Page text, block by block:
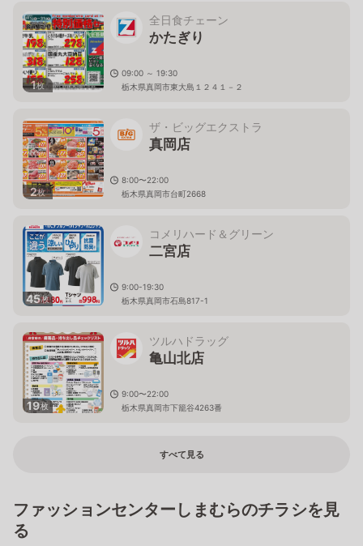
1枚
全日食チェーン
かたぎり
09:00 ～ 19:30
栃木県真岡市東大島１２４１－２
2枚
ザ・ビッグエクストラ
真岡店
8:00〜22:00
栃木県真岡市台町2668
45枚
コメリハード＆グリーン
二宮店
9:00-19:30
栃木県真岡市石島817-1
19枚
ツルハドラッグ
亀山北店
9:00〜22:00
栃木県真岡市下籠谷4263番
すべて見る
ファッションセンターしまむらのチラシを見
る